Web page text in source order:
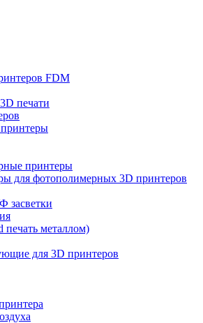
FDM
печати
принтеры
для фотополимерных 3D принтеров
засветки
металлом)
для 3D принтеров